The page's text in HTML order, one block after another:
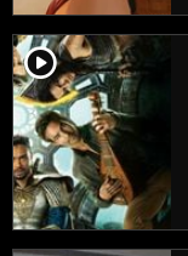
player2